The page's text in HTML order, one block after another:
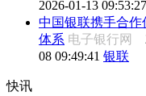
2026-01-13 09:53:27
中国银联携手合作
体系 电子银行网
08 09:49:41 银联
快讯